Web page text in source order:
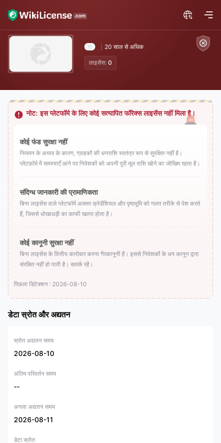
20 साल से अधिक
लाइसेंस: 0
नोट: इस प्लेटफॉर्म के लिए कोई सत्यापित फॉरेक्स लाइसेंस नहीं मिला है।
कोई फंड सुरक्षा नहीं
नियमन के अभाव के कारण, ग्राहकों की धनराशि स्वतंत्र रूप से सुरक्षित नहीं है।
प्लेटफ़ॉर्म में समस्याएँ आने पर निवेशकों को अपनी पूरी मूल राशि खोने का जोखिम रहता है।
संदिग्ध जानकारी की प्रामाणिकता
बिना लाइसेंस वाले प्लेटफॉर्म अक्सर क्रेडेंशियल और पृष्ठभूमि को गलत तरीके से पेश करते
हैं, जिससे धोखाधड़ी का काफी खतरा होता है।
कोई कानूनी सुरक्षा नहीं
बिना लाइसेंस के वित्तीय कारोबार करना गैरकानूनी है। इससे निवेशकों के धन कानून द्वारा
संरक्षित नहीं हो पाती है। सतर्क रहें।
पिछला डिटेक्शन : 2026-08-10
डेटा स्रोत और अद्यतन
स्रोत अद्यतन समय
2026-08-10
अंतिम परिवर्तन समय
--
अगला अद्यतन समय
2026-08-11
डेटा स्रोत